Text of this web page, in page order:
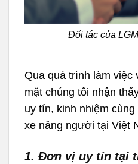
Đối tác của
Qua quá trình làm việc
mặt chúng tôi nhận
uy tín, kinh nhiệm
xe nâng người tại Việt
1. Đơn vị uy tín tại